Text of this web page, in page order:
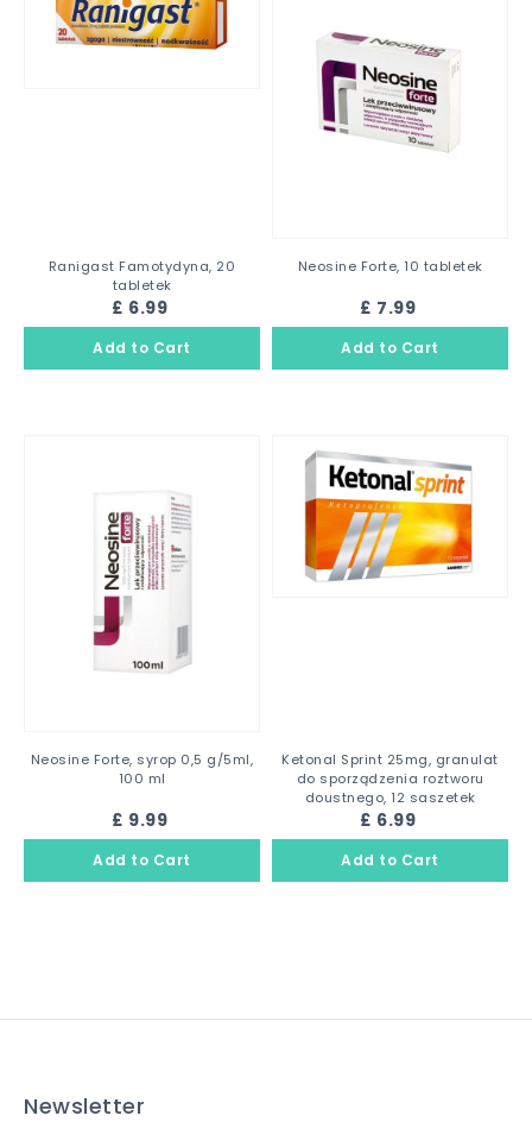
Ranigast Famotydyna, 20
tabletek
£ 6.99
Neosine Forte, 10 tabletek
£ 7.99
Neosine Forte, syrop 0,5 g/5ml,
100 ml
£ 9.99
Ketonal Sprint 25mg, granulat
do sporządzenia roztworu
doustnego, 12 saszetek
£ 6.99
Newsletter